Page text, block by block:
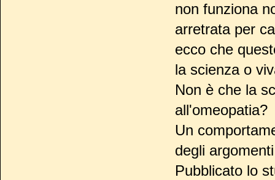
non funziona
arretrata per
ecco che
la scienza o
Non è che la
all'omeopatia?
Un
degli
Pubblicato lo